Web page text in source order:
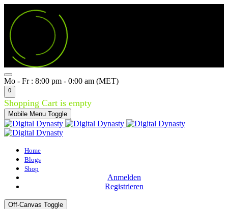
Mo - Fr : 8:00 pm - 0:00 am (MET)
0
Shopping Cart is empty
Mobile Menu Toggle
Home
Blogs
Shop
Anmelden
Registrieren
Off-Canvas Toggle